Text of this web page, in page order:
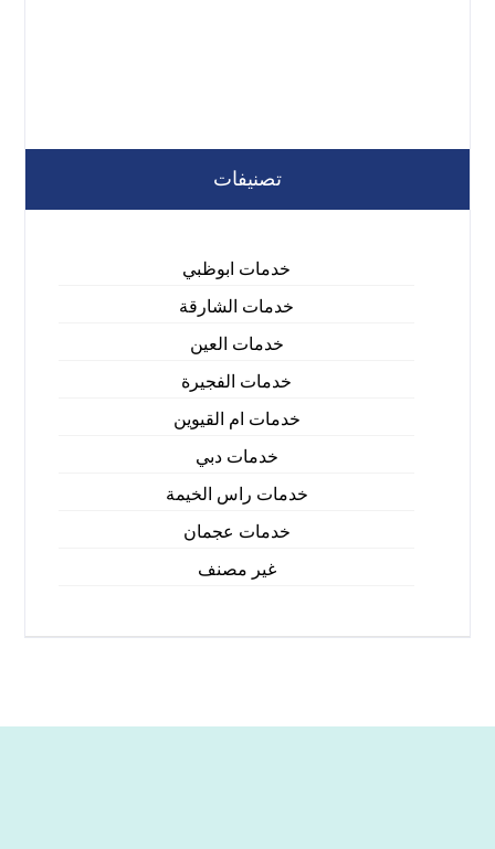
تصنيفات
خدمات ابوظبي
خدمات الشارقة
خدمات العين
خدمات الفجيرة
خدمات ام القيوين
خدمات دبي
خدمات راس الخيمة
خدمات عجمان
غير مصنف